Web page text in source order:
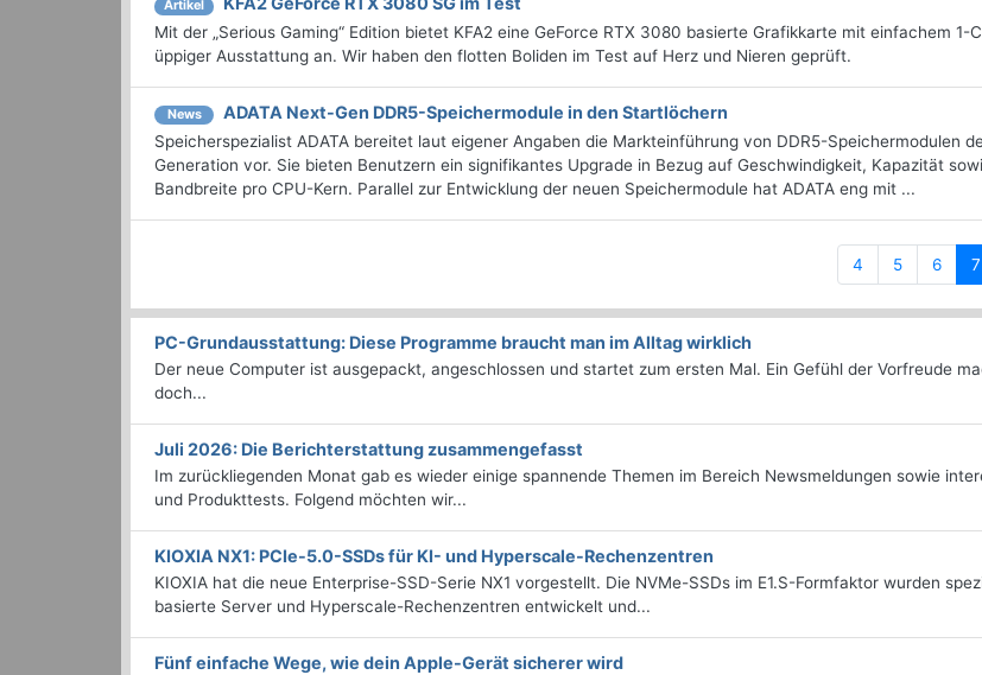
Artikel
Mit der „Serious Gaming“ Edition bietet KFA2 eine GeForce RTX 3080 basierte Grafikkarte mit einfachem 1-
üppiger Ausstattung an. Wir haben den flotten Boliden im Test auf Herz und Nieren geprüft.
News ADATA Next-Gen DDR5-Speichermodule in den Startlöchern
Speicherspezialist ADATA bereitet laut eigener Angaben die Markteinführung von DDR5-Speichermodulen
Generation vor. Sie bieten Benutzern ein signifikantes Upgrade in Bezug auf Geschwindigkeit, Kapazität
Bandbreite pro CPU-Kern. Parallel zur Entwicklung der neuen Speichermodule hat ADATA eng mit ...
4 5 6 7
PC-Grundausstattung: Diese Programme braucht man im Alltag wirklich
Der neue Computer ist ausgepackt, angeschlossen und startet zum ersten Mal. Ein Gefühl der Vorfreude
doch...
Juli 2026: Die Bericht­erstattung zusammengefasst
Im zurückliegenden Monat gab es wieder einige spannende Themen im Bereich Newsmeldungen sowie
und Produkttests. Folgend möchten wir...
KIOXIA NX1: PCIe-5.0-SSDs für KI- und Hyperscale-Rechenzentren
KIOXIA hat die neue Enterprise-SSD-Serie NX1 vorgestellt. Die NVMe-SSDs im E1.S-Formfaktor wurden
basierte Server und Hyperscale-Rechenzentren entwickelt und...
Fünf einfache Wege, wie dein Apple-Gerät sicherer wird